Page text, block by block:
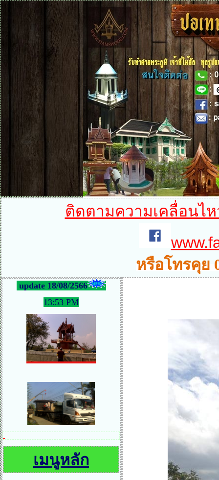
ติดตามความเคลื่อนไ
หรือโทรคุย
update 18/08/2566
13:53 PM
เมนูหลัก